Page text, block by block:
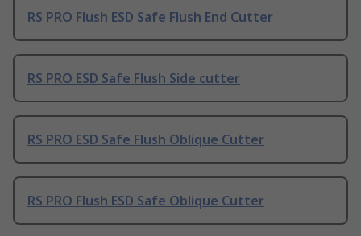
RS PRO Flush ESD Safe Flush End Cutter
RS PRO ESD Safe Flush Side cutter
RS PRO ESD Safe Flush Oblique Cutter
RS PRO Flush ESD Safe Oblique Cutter